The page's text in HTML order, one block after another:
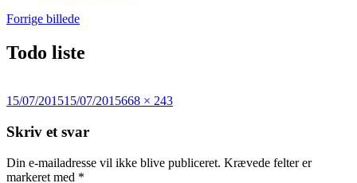
Forrige billede
Todo liste
Udgivet
15/07/201515/07/2015Fuld
668 × 243
Skriv et svar
Din e-mailadresse vil ikke blive publiceret. Krævede felter er
markeret med *